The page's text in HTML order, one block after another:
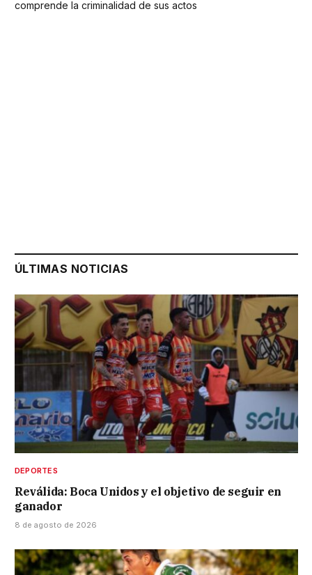
comprende la criminalidad de sus actos
ÚLTIMAS NOTICIAS
DEPORTES
Reválida: Boca Unidos y el objetivo de seguir en
ganador
8 de agosto de 2026